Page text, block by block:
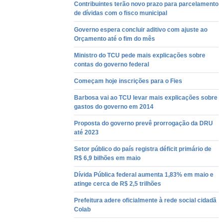
Contribuintes terão novo prazo para parcelamento
de dívidas com o fisco municipal
Governo espera concluir aditivo com ajuste ao
Orçamento até o fim do mês
Ministro do TCU pede mais explicações sobre
contas do governo federal
Começam hoje inscrições para o Fies
Barbosa vai ao TCU levar mais explicações sobre
gastos do governo em 2014
Proposta do governo prevê prorrogação da DRU
até 2023
Setor público do país registra déficit primário de
R$ 6,9 bilhões em maio
Dívida Pública federal aumenta 1,83% em maio e
atinge cerca de R$ 2,5 trilhões
Prefeitura adere oficialmente à rede social cidadã
Colab